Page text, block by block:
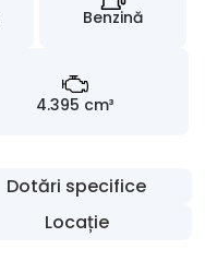
Benzină
4.395 cm³
Dotări specifice
Locație